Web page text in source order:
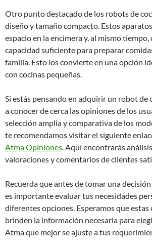
Otro punto destacado de los robots de
diseño y tamaño compacto. Estos
espacio en la encimera y, al mismo tiempo,
capacidad suficiente para preparar
familia. Esto los convierte en una opción
con cocinas pequeñas.
Si estás pensando en adquirir un robot de
a conocer de cerca las opiniones de los
selección amplia y comparativa de los
te recomendamos visitar el siguiente
Atma Opiniones. Aquí encontrarás
valoraciones y comentarios de clientes
Recuerda que antes de tomar una
es importante evaluar tus necesidades
diferentes opciones. Esperamos que
brinden la información necesaria para
Atma que mejor se ajuste a tus